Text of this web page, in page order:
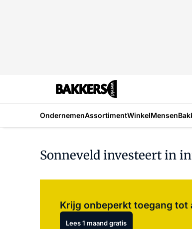
OndernemenAssortimentWinkelMensen
Sonneveld investeert in
Krijg onbeperkt toegang tot
Lees 1 maand gratis